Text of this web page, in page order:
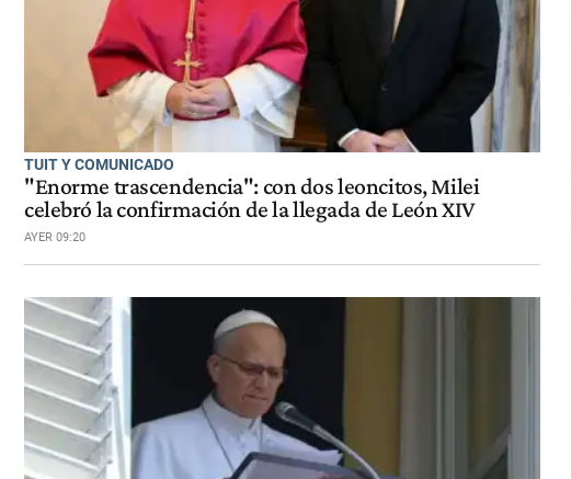
TUIT Y COMUNICADO
"Enorme trascendencia": con dos leoncitos, Milei
celebró la confirmación de la llegada de León XIV
AYER 09:20